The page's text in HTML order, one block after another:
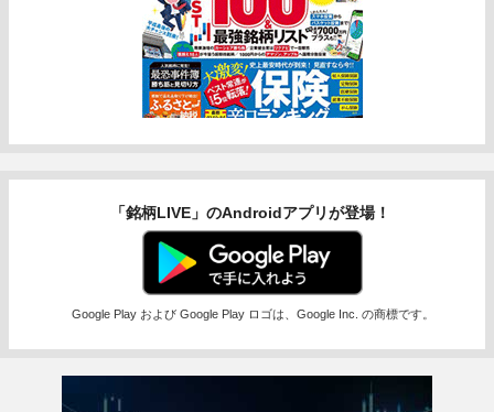
「銘柄LIVE」のAndroidアプリが登場！
Google Play および Google Play ロゴは、Google Inc. の商標です。